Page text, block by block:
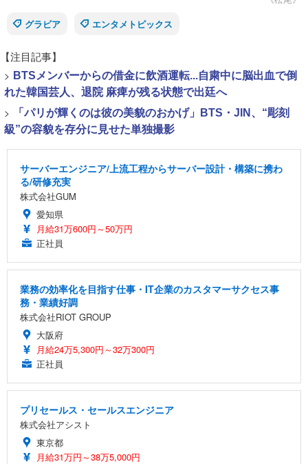
グラビア
エンタメトピックス
【注目記事】
> BTSメンバーからの借金に飲酒運転...自粛中に脳出血で倒
れた韓国芸人、退院 麻痺が残る状態で出廷へ
>
「パリが輝くのは彼の美貌のおかげ」BTS・JIN、“彫刻
級”の容貌を存分に見せた単独撮影
サーバーエンジニア/上流工程からサーバー設計・構築に携わ
る/研修充実
株式会社GUM
愛知県
月給31万600円～50万円
正社員
業務の効率化を目指す仕事・IT企業のカスタマーサクセス事
務・業績好調
株式会社RIOT GROUP
大阪府
月給24万5,300円～32万300円
正社員
プリセールス・セールスエンジニア
株式会社アシスト
東京都
月給31万円～38万5,000円